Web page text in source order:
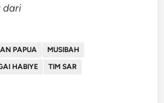
dari
PAPUA
MUSIBAH
HABIYE TIM SAR